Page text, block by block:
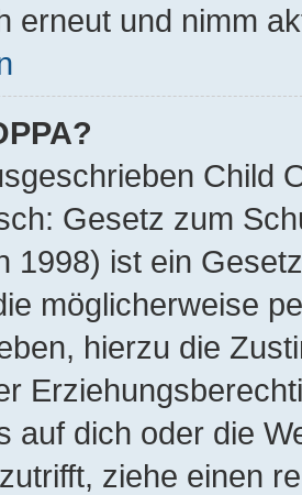
erneut und nimm
Child
Gesetz zum
1998) ist ein
möglicherweise
hierzu die
auf dich oder die
ziehe einen